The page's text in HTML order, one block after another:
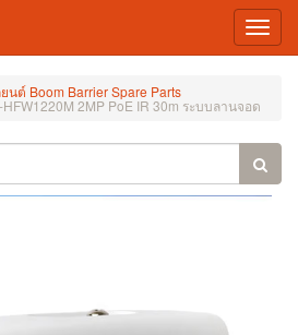
นต์ Boom Barrier Spare Parts
2MP PoE IR 30m ระบบลานจอด